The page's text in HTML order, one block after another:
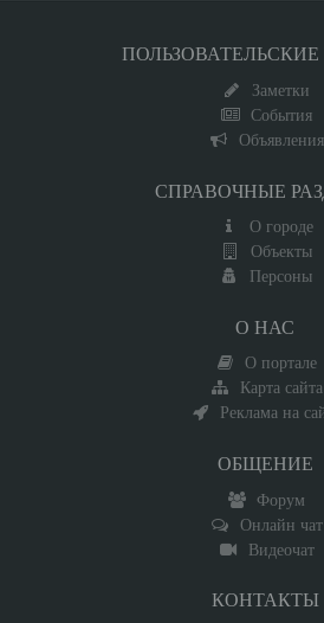
ПОЛЬЗОВАТЕЛЬСКИЕ
Заметки
События
Объявления
СПРАВОЧНЫЕ
О городе
Объекты
Персоны
О НАС
О портале
Карта сайта
Реклама на
ОБЩЕНИЕ
Форум
Онлайн чат
Видеочат
КОНТАКТЫ